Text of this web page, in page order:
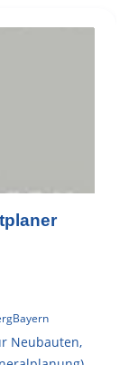
Bayern
Neubauten,